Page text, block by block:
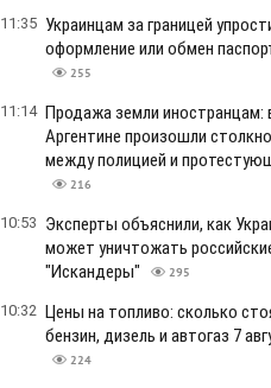
11:35 Украинцам за границей
оформление или обмен
255
11:14 Продажа земли иностранцам:
Аргентине произошли
между полицией и
216
10:53 Эксперты объяснили, как
может уничтожать
"Искандеры"
295
10:32 Цены на топливо: сколько
бензин, дизель и автогаз 7
224